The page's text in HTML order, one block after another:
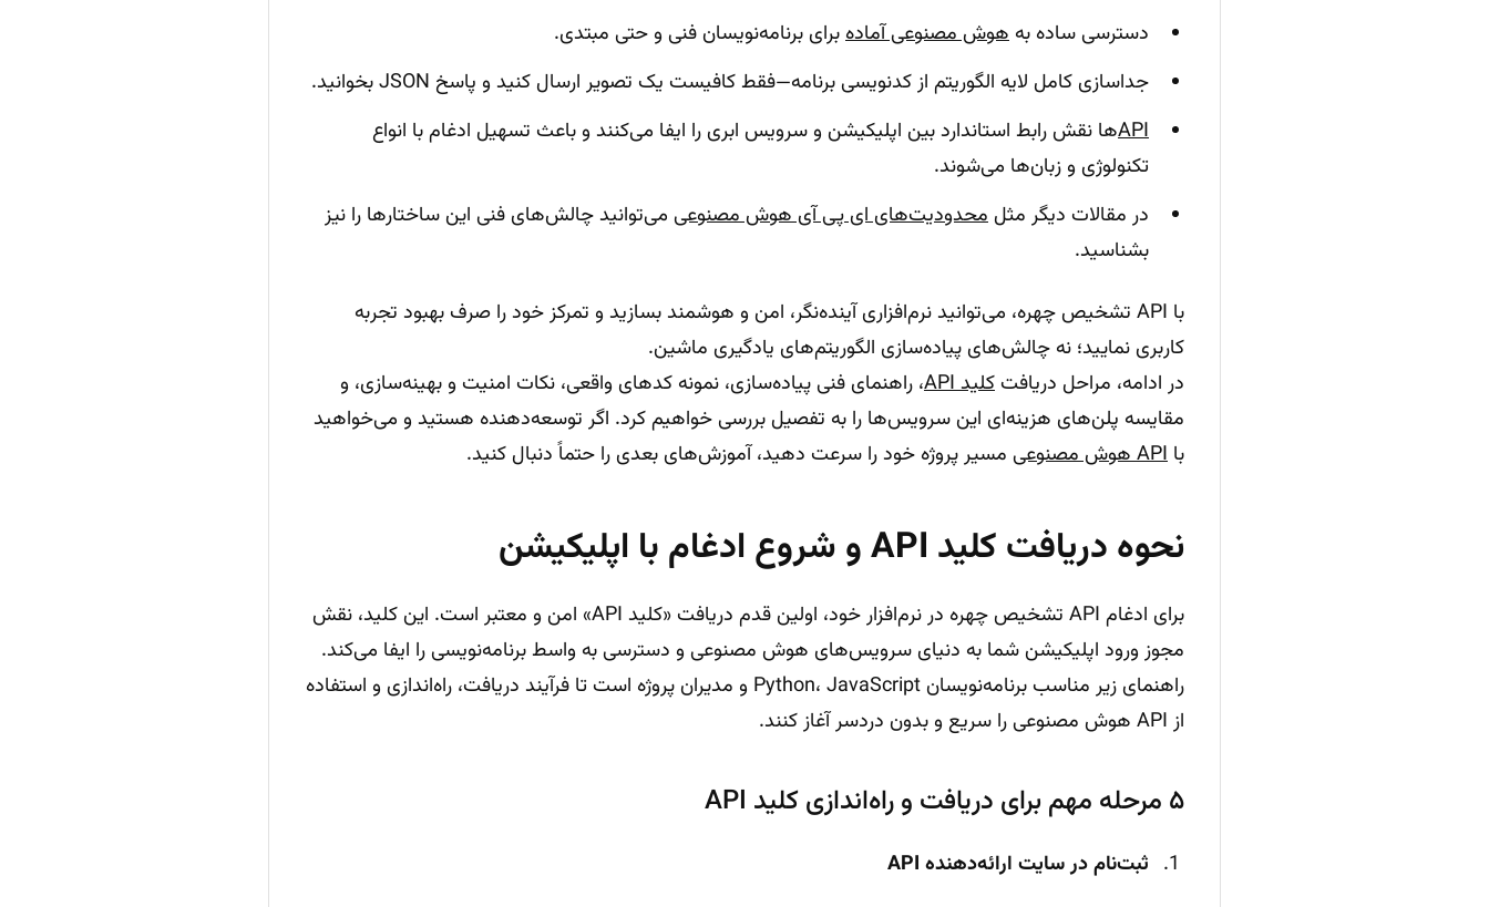
دسترسی ساده به هوش مصنوعی آمادهبرای برنامه‌نویسان فنی و حتی مبتدی.
جداسازی کامل لایه الگوریتم از کدنویسی برنامه—فقط کافیست یک تصویر ارسال کنید و پاسخ JSON بخوانید.
APIها نقش رابط استاندارد بین اپلیکیشن و سرویس ابری را ایفا می‌کنند و باعث تسهیل ادغام با انواع
تکنولوژی و زبان‌ها می‌شوند.
در مقالات دیگر مثل محدودیت‌های ای پی آی هوش مصنوعی می‌توانید چالش‌های فنی این ساختارها را نیز
بشناسید.
با API تشخیص چهره، می‌توانید نرم‌افزاری آینده‌نگر، امن و هوشمند بسازید و تمرکز خود را صرف بهبود تجربه
کاربری نمایید؛ نه چالش‌های پیاده‌سازی الگوریتم‌های یادگیری ماشین.
در ادامه، مراحل دریافت کلید API
، راهنمای فنی پیاده‌سازی، نمونه کدهای واقعی، نکات امنیت و بهینه‌سازی، و
مقایسه پلن‌های هزینه‌ای این سرویس‌ها را به تفصیل بررسی خواهیم کرد. اگر توسعه‌دهنده هستید و می‌خواهید
با API هوش مصنوعی مسیر پروژه خود را سرعت دهید، آموزش‌های بعدی را حتماً دنبال کنید.
نحوه دریافت کلید API و شروع ادغام با اپلیکیشن
برای ادغام API تشخیص چهره در نرم‌افزار خود، اولین قدم دریافت «کلید API» امن و معتبر است. این کلید، نقش
مجوز ورود اپلیکیشن شما به دنیای سرویس‌های هوش مصنوعی و دسترسی به واسط برنامه‌نویسی را ایفا می‌کند.
راهنمای زیر مناسب برنامه‌نویسان Python، JavaScript و مدیران پروژه است تا فرآیند دریافت، راه‌اندازی و استفاده
از API هوش مصنوعی را سریع و بدون دردسر آغاز کنند.
۵ مرحله مهم برای دریافت و راه‌اندازی کلید API
ثبت‌نام در سایت ارائه‌دهنده API